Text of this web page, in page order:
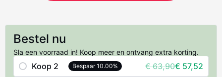
Bestel nu
Sla een voorraad in! Koop meer en ontvang extra korting.
Koop 2 Bespaar 10.00% €63,90€ 57,52